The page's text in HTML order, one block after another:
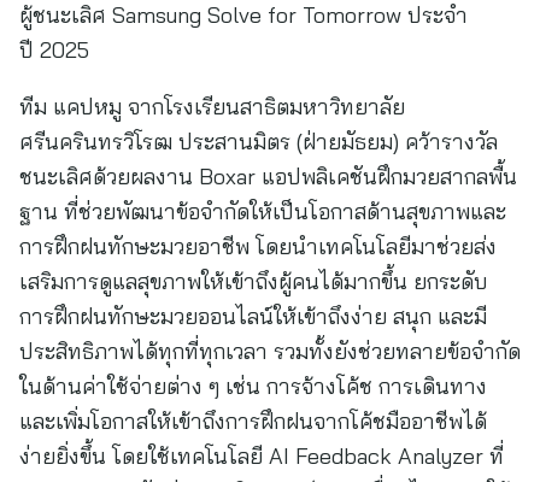
ผู้ชนะเลิศ Samsung Solve for Tomorrow ประจำ
ปี 2025
ทีม แคปหมู จากโรงเรียนสาธิตมหาวิทยาลัย
ศรีนครินทรวิโรฒ ประสานมิตร (ฝ่ายมัธยม) คว้ารางวัล
ชนะเลิศด้วยผลงาน Boxar แอปพลิเคชันฝึกมวยสากลพื้น
ฐาน ที่ช่วยพัฒนาข้อจำกัดให้เป็นโอกาสด้านสุขภาพและ
การฝึกฝนทักษะมวยอาชีพ โดยนำเทคโนโลยีมาช่วยส่ง
เสริมการดูแลสุขภาพให้เข้าถึงผู้คนได้มากขึ้น ยกระดับ
การฝึกฝนทักษะมวยออนไลน์ให้เข้าถึงง่าย สนุก และมี
ประสิทธิภาพได้ทุกที่ทุกเวลา รวมทั้งยังช่วยทลายข้อจำกัด
ในด้านค่าใช้จ่ายต่าง ๆ เช่น การจ้างโค้ช การเดินทาง
และเพิ่มโอกาสให้เข้าถึงการฝึกฝนจากโค้ชมืออาชีพได้
ง่ายยิ่งขึ้น โดยใช้เทคโนโลยี AI Feedback Analyzer ที่